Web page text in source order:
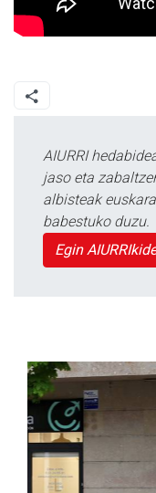
AIURRI
jaso eta
albisteak
babestuko duzu.
Egin